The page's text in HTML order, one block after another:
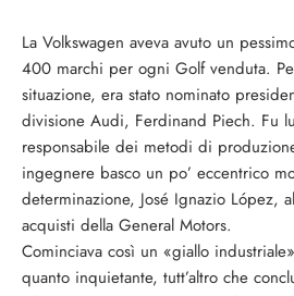
La Volkswagen aveva avuto un
400 marchi per ogni Golf venduta.
situazione, era stato nominato
divisione Audi, Ferdinand Piech. Fu
responsabile dei metodi di
ingegnere basco un po’ eccentrico
determinazione, José Ignazio López,
acquisti della General Motors.
Cominciava così un «giallo
quanto inquietante, tutt’altro che